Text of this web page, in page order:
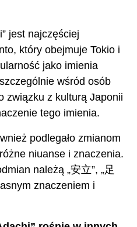
jest najczęściej
który obejmuje Tokio i
jako imienia
wśród osób
związku z kulturą Japonii
tego imienia.
podlegało zmianom
niuanse i znaczenia.
należą „安立”, „足
znaczeniem i